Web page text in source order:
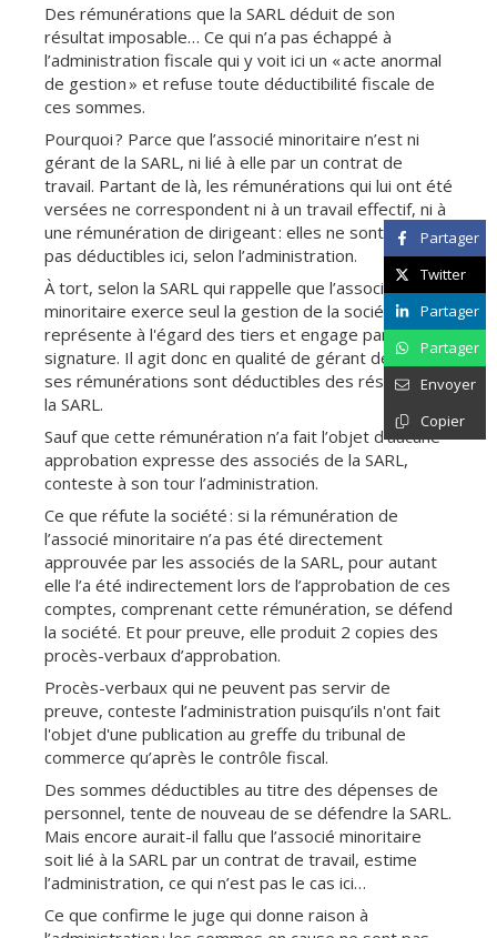
Des rémunérations que la SARL déduit de son
résultat imposable… Ce qui n’a pas échappé à
l’administration fiscale qui y voit ici un « acte anormal
de gestion » et refuse toute déductibilité fiscale de
ces sommes.
Pourquoi ? Parce que l’associé minoritaire n’est ni
gérant de la SARL, ni lié à elle par un contrat de
travail. Partant de là, les rémunérations qui lui ont été
versées ne correspondent ni à un travail effectif, ni à
une rémunération de dirigeant : elles ne sont donc
pas déductibles ici, selon l’administration.
À tort, selon la SARL qui rappelle que l’associé
minoritaire exerce seul la gestion de la société qu'il
représente à l'égard des tiers et engage par sa
signature. Il agit donc en qualité de gérant de fait et
ses rémunérations sont déductibles des résultats de
la SARL.
Sauf que cette rémunération n’a fait l’objet d’aucune
approbation expresse des associés de la SARL,
conteste à son tour l’administration.
Ce que réfute la société : si la rémunération de
l’associé minoritaire n’a pas été directement
approuvée par les associés de la SARL, pour autant
elle l’a été indirectement lors de l’approbation de ces
comptes, comprenant cette rémunération, se défend
la société. Et pour preuve, elle produit 2 copies des
procès-verbaux d’approbation.
Procès-verbaux qui ne peuvent pas servir de
preuve, conteste l’administration puisqu’ils n'ont fait
l'objet d'une publication au greffe du tribunal de
commerce qu’après le contrôle fiscal.
Des sommes déductibles au titre des dépenses de
personnel, tente de nouveau de se défendre la SARL.
Mais encore aurait-il fallu que l’associé minoritaire
soit lié à la SARL par un contrat de travail, estime
l’administration, ce qui n’est pas le cas ici…
Ce que confirme le juge qui donne raison à
Partager
Twitter
Partager
Partager
Envoyer
Copier